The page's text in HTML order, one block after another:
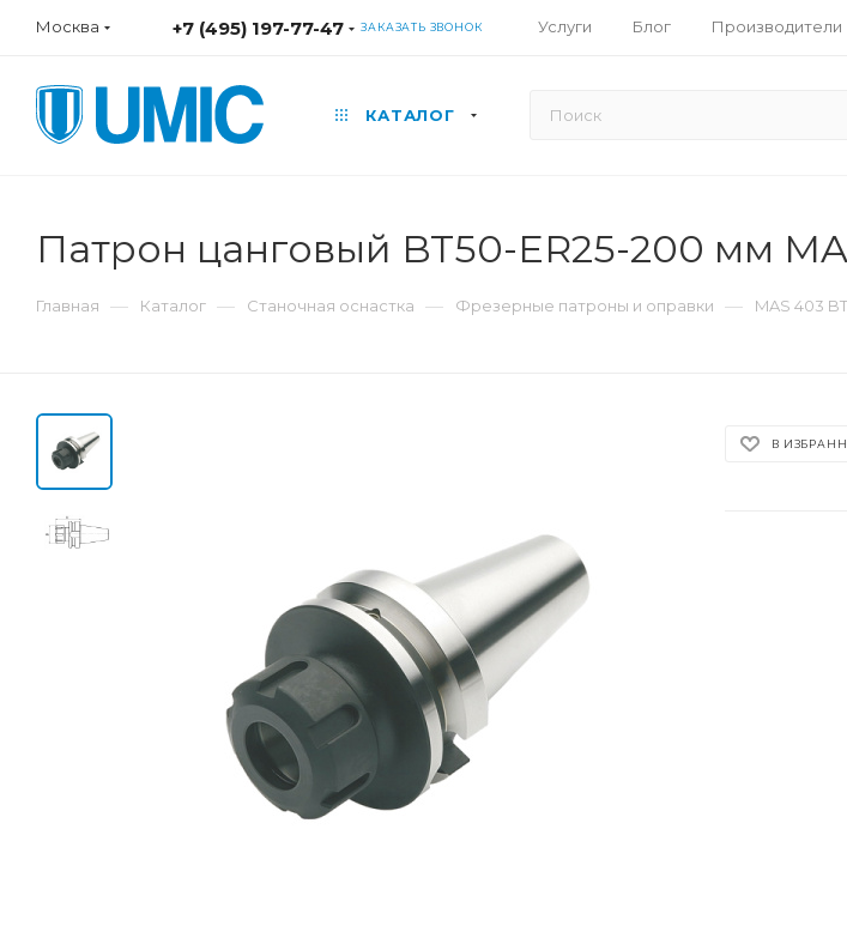
Москва +7 (495) 197-77-47 ЗАКАЗАТЬ ЗВОНОК Услуги Блог Производители
КАТАЛОГ
Патрон цанговый BT50-ER25-200 мм
Главная — Каталог — Станочная оснастка — Фрезерные патроны и оправки — MAS 403 BT
В